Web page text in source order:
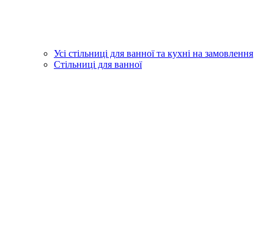
Усі стільниці для ванної та кухні на замовлення
Стільниці для ванної